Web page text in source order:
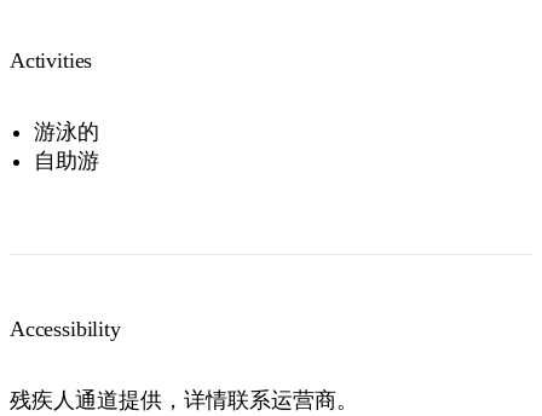
Activities
游泳的
自助游
Accessibility
残疾人通道提供，详情联系运营商。